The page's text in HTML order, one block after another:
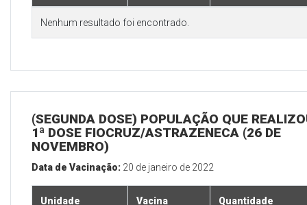
Nenhum resultado foi encontrado.
(SEGUNDA DOSE) POPULAÇÃO QUE
1ª DOSE FIOCRUZ/ASTRAZENECA (26 DE
NOVEMBRO)
Data de Vacinação: 20 de janeiro de 2022
Unidade Vacina Quantidade